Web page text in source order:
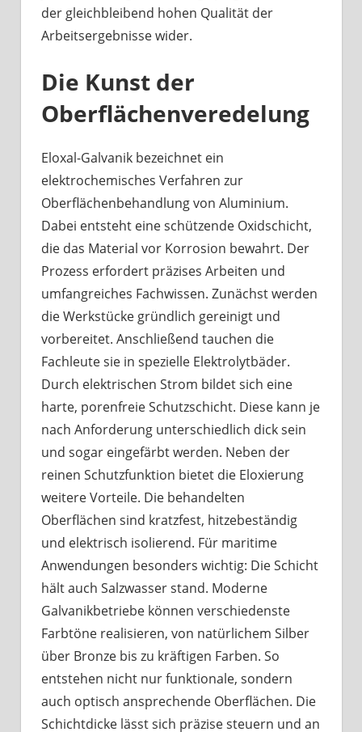
der gleichbleibend hohen Qualität der
Arbeitsergebnisse wider.
Die Kunst der
Oberflächenveredelung
Eloxal-Galvanik bezeichnet ein
elektrochemisches Verfahren zur
Oberflächenbehandlung von Aluminium.
Dabei entsteht eine schützende Oxidschicht,
die das Material vor Korrosion bewahrt. Der
Prozess erfordert präzises Arbeiten und
umfangreiches Fachwissen. Zunächst werden
die Werkstücke gründlich gereinigt und
vorbereitet. Anschließend tauchen die
Fachleute sie in spezielle Elektrolytbäder.
Durch elektrischen Strom bildet sich eine
harte, porenfreie Schutzschicht. Diese kann je
nach Anforderung unterschiedlich dick sein
und sogar eingefärbt werden. Neben der
reinen Schutzfunktion bietet die Eloxierung
weitere Vorteile. Die behandelten
Oberflächen sind kratzfest, hitzebeständig
und elektrisch isolierend. Für maritime
Anwendungen besonders wichtig: Die Schicht
hält auch Salzwasser stand. Moderne
Galvanikbetriebe können verschiedenste
Farbtöne realisieren, von natürlichem Silber
über Bronze bis zu kräftigen Farben. So
entstehen nicht nur funktionale, sondern
auch optisch ansprechende Oberflächen. Die
Schichtdicke lässt sich präzise steuern und an